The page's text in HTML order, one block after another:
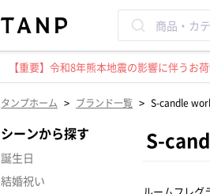
【重要】令和8年熊本地震の影響に伴うお
タンプホーム > ブランド一覧 > S-candle
シーンから探す
誕生日
結婚祝い
S-